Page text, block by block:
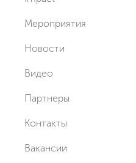
Мероприятия
Новости
Видео
Партнеры
Контакты
Вакансии